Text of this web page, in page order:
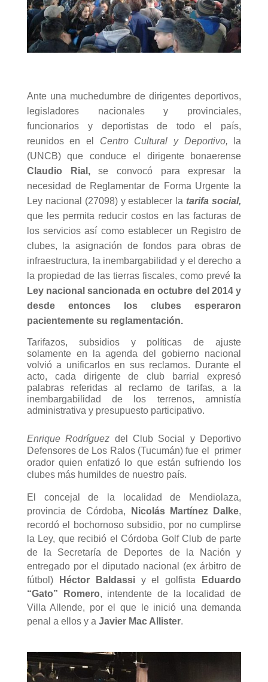
Ante una muchedumbre de dirigentes deportivos,
legisladores nacionales y provinciales,
funcionarios y deportistas de todo el país,
reunidos en el Centro Cultural y Deportivo, la
(UNCB) que conduce el dirigente bonaerense
Claudio Rial,se convocó para expresar la
necesidad de Reglamentar de Forma Urgente la
Ley nacional (27098) y establecer la tarifa social,
que les permita reducir costos en las facturas de
los servicios así como establecer un Registro de
clubes, la asignación de fondos para obras de
infraestructura, la inembargabilidad y el derecho a
la propiedad de las tierras fiscales, como prevé la
Ley nacional sancionada en octubre del 2014 y
desde entonces los clubes esperaron
pacientemente su reglamentación.
Tarifazos, subsidios y políticas de ajuste
solamente en la agenda del gobierno nacional
volvió a unificarlos en sus reclamos. Durante el
acto, cada dirigente de club barrial expresó
palabras referidas al reclamo de tarifas, a la
inembargabilidad de los terrenos, amnistía
administrativa y presupuesto participativo.
Enrique Rodríguez del Club Social y Deportivo
Defensores de Los Ralos (Tucumán) fue el primer
orador quien enfatizó lo que están sufriendo los
clubes más humildes de nuestro país.
El concejal de la localidad de Mendiolaza,
provincia de Córdoba,
Nicolás Martínez Dalke,
recordó el bochornoso subsidio, por no cumplirse
la Ley, que recibió el Córdoba Golf Club de parte
de la Secretaría de Deportes de la Nación y
entregado por el diputado nacional (ex árbitro de
fútbol)
Héctor Baldassiy el golfista
Eduardo
“Gato” Romero, intendente de la localidad de
Villa Allende, por el que le inició una demanda
penal a ellos y a Javier Mac Allister.